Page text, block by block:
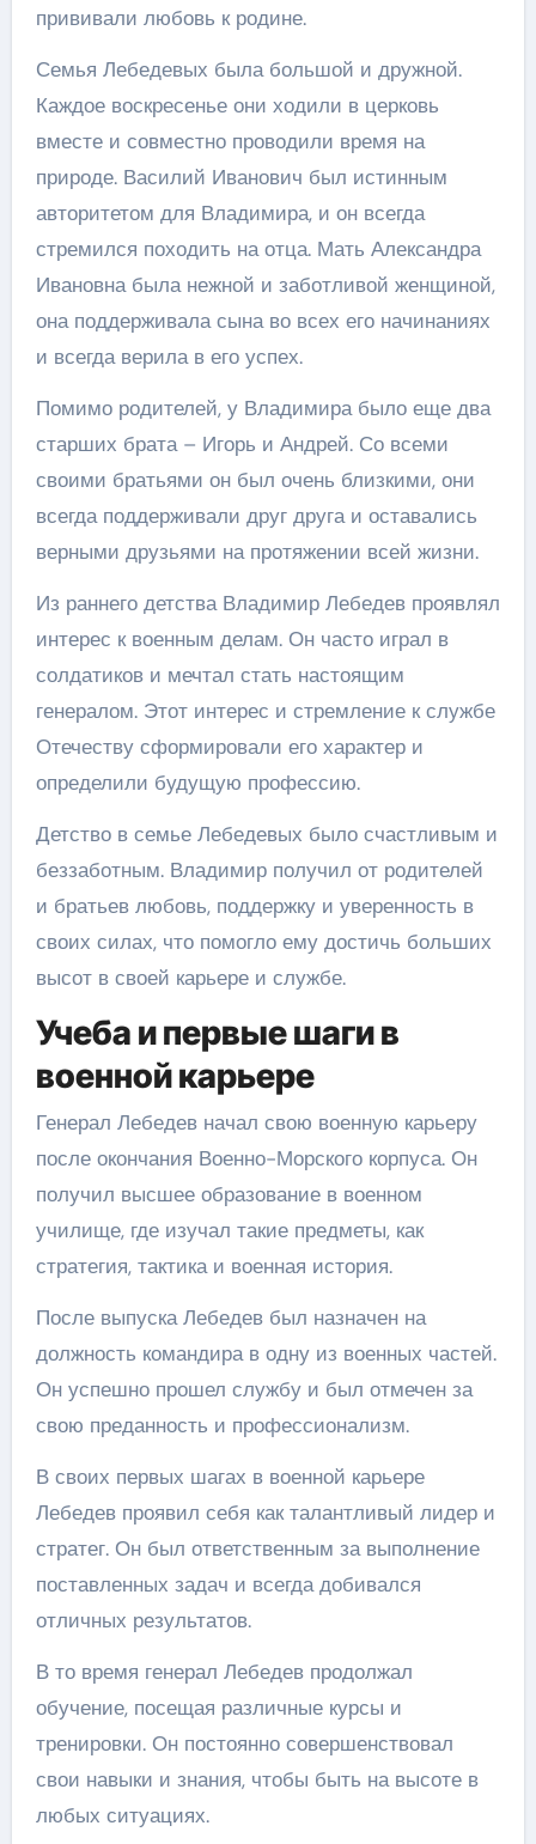
прививали любовь к родине.
Семья Лебедевых была большой и дружной.
Каждое воскресенье они ходили в церковь
вместе и совместно проводили время на
природе. Василий Иванович был истинным
авторитетом для Владимира, и он всегда
стремился походить на отца. Мать Александра
Ивановна была нежной и заботливой женщиной,
она поддерживала сына во всех его начинаниях
и всегда верила в его успех.
Помимо родителей, у Владимира было еще два
старших брата – Игорь и Андрей. Со всеми
своими братьями он был очень близкими, они
всегда поддерживали друг друга и оставались
верными друзьями на протяжении всей жизни.
Из раннего детства Владимир Лебедев проявлял
интерес к военным делам. Он часто играл в
солдатиков и мечтал стать настоящим
генералом. Этот интерес и стремление к службе
Отечеству сформировали его характер и
определили будущую профессию.
Детство в семье Лебедевых было счастливым и
беззаботным. Владимир получил от родителей
и братьев любовь, поддержку и уверенность в
своих силах, что помогло ему достичь больших
высот в своей карьере и службе.
Учеба и первые шаги в
военной карьере
Генерал Лебедев начал свою военную карьеру
после окончания Военно-Морского корпуса. Он
получил высшее образование в военном
училище, где изучал такие предметы, как
стратегия, тактика и военная история.
После выпуска Лебедев был назначен на
должность командира в одну из военных частей.
Он успешно прошел службу и был отмечен за
свою преданность и профессионализм.
В своих первых шагах в военной карьере
Лебедев проявил себя как талантливый лидер и
стратег. Он был ответственным за выполнение
поставленных задач и всегда добивался
отличных результатов.
В то время генерал Лебедев продолжал
обучение, посещая различные курсы и
тренировки. Он постоянно совершенствовал
свои навыки и знания, чтобы быть на высоте в
любых ситуациях.